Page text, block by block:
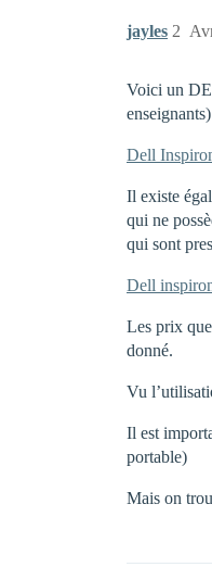
jayles 2
Voici un
Dell
Il existe
qui ne
qui sont
Dell
Les prix
donné.
Vu
Il est
portable)
Mais on